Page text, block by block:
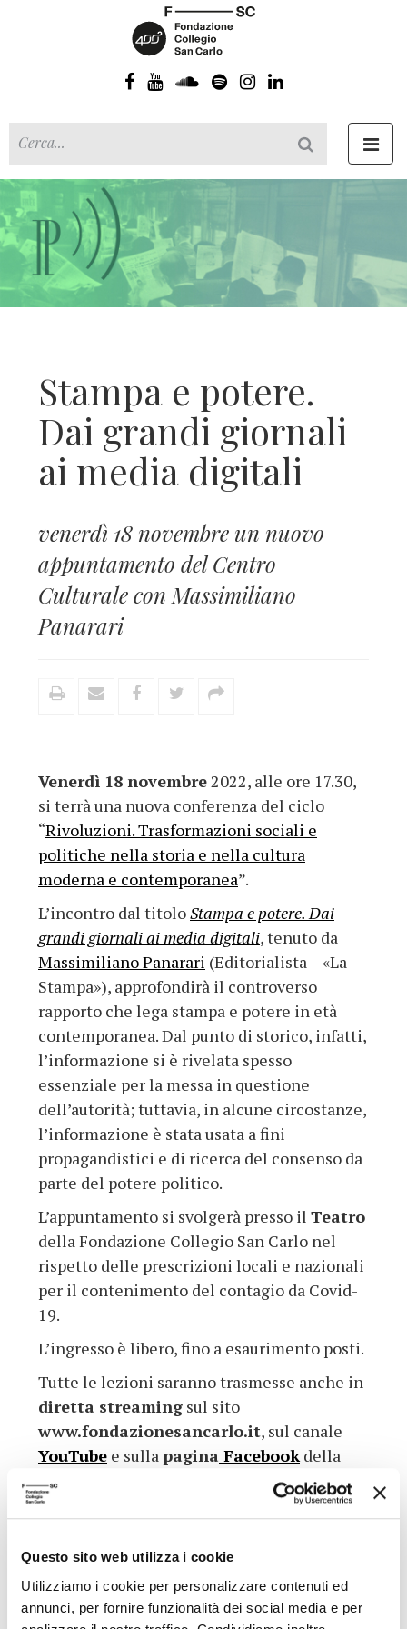
Questo sito web utilizza i cookie
Utilizziamo i cookie per personalizzare contenuti ed
annunci, per fornire funzionalità dei social media e per
Stampa e potere.
Dai grandi giornali
ai media digitali
venerdì 18 novembre un nuovo
appuntamento del Centro
Culturale con Massimiliano
Panarari
Venerdì 18 novembre2022, alle ore 17.30,
si terrà una nuova conferenza del ciclo
“Rivoluzioni. Trasformazioni sociali e
politiche nella storia e nella cultura
moderna e contemporanea”.
L’incontro dal titoloStampa e potere. Dai
grandi giornali ai media digitali, tenuto da
Massimiliano Panarari (Editorialista – «La
Stampa»), approfondirà il controverso
rapporto che lega stampa e potere in età
contemporanea. Dal punto di storico, infatti,
l’informazione si è rivelata spesso
essenziale per la messa in questione
dell’autorità; tuttavia, in alcune circostanze,
l’informazione è stata usata a fini
propagandistici e di ricerca del consenso da
parte del potere politico.
L’appuntamento si svolgerà presso il Teatro
della Fondazione Collegio San Carlo nel
rispetto delle prescrizioni locali e nazionali
per il contenimento del contagio da Covid-
19.
L’ingresso è libero, fino a esaurimento posti.
Tutte le lezioni saranno trasmesse anche in
diretta streaming sul sito
www.fondazionesancarlo.it, sul canale
YouTube e sulla pagina Facebookdella
Fondazione e sul canale
YouTube del
progetto Rivoluzioni
Iscriviti al nostro canale YouTube per